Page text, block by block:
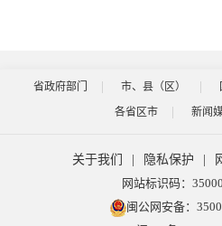
省政府部门 市、县（区）
各省区市
新闻
关于我们 隐私保护
网站标识码：
闽公网安备：